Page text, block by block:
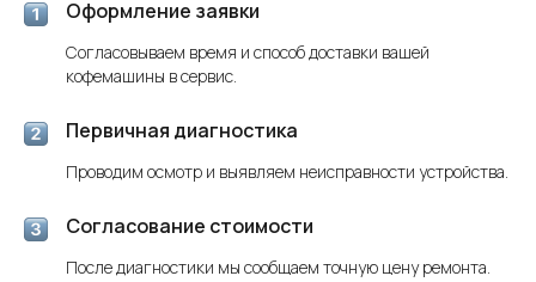
Оформление заявки
Согласовываем время и способ доставки вашей
кофемашины в сервис.
Первичная диагностика
Проводим осмотр и выявляем неисправности устройства.
Согласование стоимости
После диагностики мы сообщаем точную цену ремонта.